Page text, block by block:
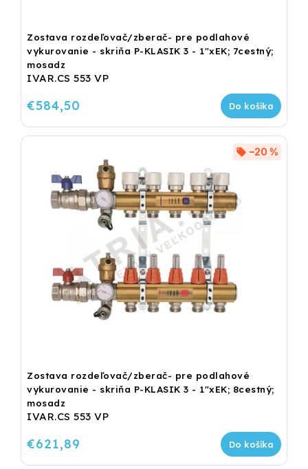
Zostava rozdeľovač/zberač- pre podlahové
vykurovanie - skriňa P-KLASIK 3 - 1"xEK; 7cestný;
mosadz
IVAR.CS 553 VP
€584,50 Do košíka
Zostava rozdeľovač/zberač- pre podlahové
vykurovanie - skriňa P-KLASIK 3 - 1"xEK; 8cestný;
mosadz
IVAR.CS 553 VP
–20 %
€621,89 Do košíka